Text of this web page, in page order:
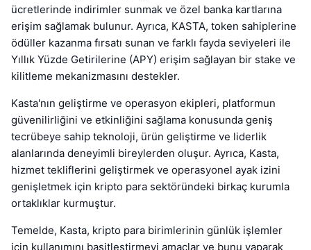
ücretlerinde indirimler sunmak ve özel banka kartlarına
erişim sağlamak bulunur. Ayrıca, KASTA, token sahiplerine
ödüller kazanma fırsatı sunan ve farklı fayda seviyeleri ile
Yıllık Yüzde Getirilerine (APY) erişim sağlayan bir stake ve
kilitleme mekanizmasını destekler.
Kasta'nın geliştirme ve operasyon ekipleri, platformun
güvenilirliğini ve etkinliğini sağlama konusunda geniş
tecrübeye sahip teknoloji, ürün geliştirme ve liderlik
alanlarında deneyimli bireylerden oluşur. Ayrıca, Kasta,
hizmet tekliflerini geliştirmek ve operasyonel ayak izini
genişletmek için kripto para sektöründeki birkaç kurumla
ortaklıklar kurmuştur.
Temelde, Kasta, kripto para birimlerinin günlük işlemler
için kullanımını basitleştirmeyi amaçlar ve bunu yaparak